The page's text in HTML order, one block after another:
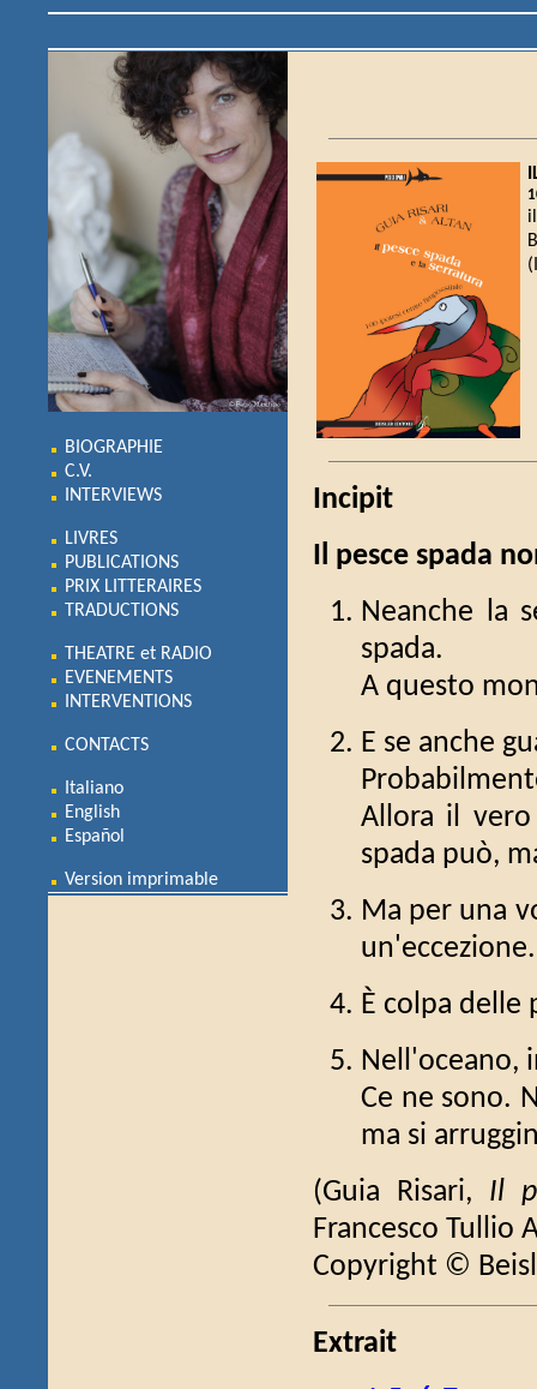
BIOGRAPHIE
C.V.
INTERVIEWS
LIVRES
PUBLICATIONS
PRIX LITTERAIRES
TRADUCTIONS
THEATRE et RADIO
EVENEMENTS
INTERVENTIONS
CONTACTS
Italiano
English
Español
Version imprimable
Incipit
Il pesce spada
Neanche la
spada.
A questo
E se anche
Allora il
spada può,
Ma per una
un'eccezione.
È colpa delle
Nell'oceano,
Ce ne sono.
ma si
(Guia Risari, Il
Francesco Tullio
Copyright ©
Extrait